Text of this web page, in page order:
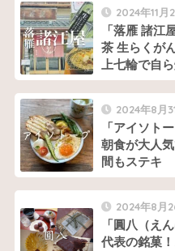
2024年11月
「落雁 諸江
茶 生らくが
上七輪で自
い、夏はオ
2024年8月
「アイソト
朝食が大人
間もステキ
2024年8月
「圓八（え
代表の銘菓